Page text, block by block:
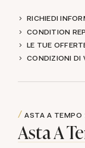
RICHIEDI
CONDITION
LE TUE
CONDIZIONI DI
ASTA A TEMPO
Asta A